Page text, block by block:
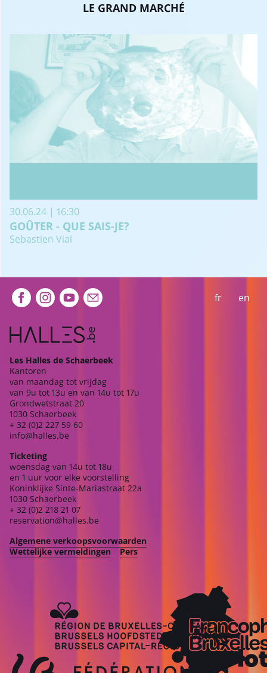
LE GRAND MARCHÉ
30.06.24 | 16:30
GOÛTER - QUE SAIS-JE?
Sebastien Vial
Extra navigation fr en
Les Halles de Schaerbeek
Kantoren
van maandag tot vrijdag
van 9u tot 13u en van 14u tot 17u
Grondwetstraat 20
1030 Schaerbeek
+ 32 (0)2 227 59 60
info@halles.be
Ticketing
woensdag van 14u tot 18u
en 1 uur voor elke voorstelling
Koninklijke Sinte-Mariastraat 22a
1030 Schaerbeek
+ 32 (0)2 218 21 07
reservation@halles.be
Algemene verkoopsvoorwaarden
Wettelijke vermeldingen
Pers